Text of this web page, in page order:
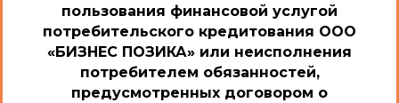
пользования финансовой услугой
потребительского кредитования ООО
«БИЗНЕС ПОЗИКА» или неисполнения
потребителем обязанностей,
предусмотренных договором о